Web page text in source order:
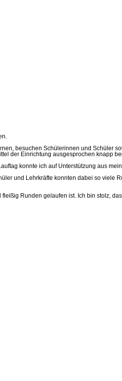
besuchen Schülerinnen und Schüler
der Einrichtung ausgesprochen knapp
konnte ich auf Unterstützung aus
und Lehrkräfte konnten dabei so
Runden gelaufen ist. Ich bin stolz,